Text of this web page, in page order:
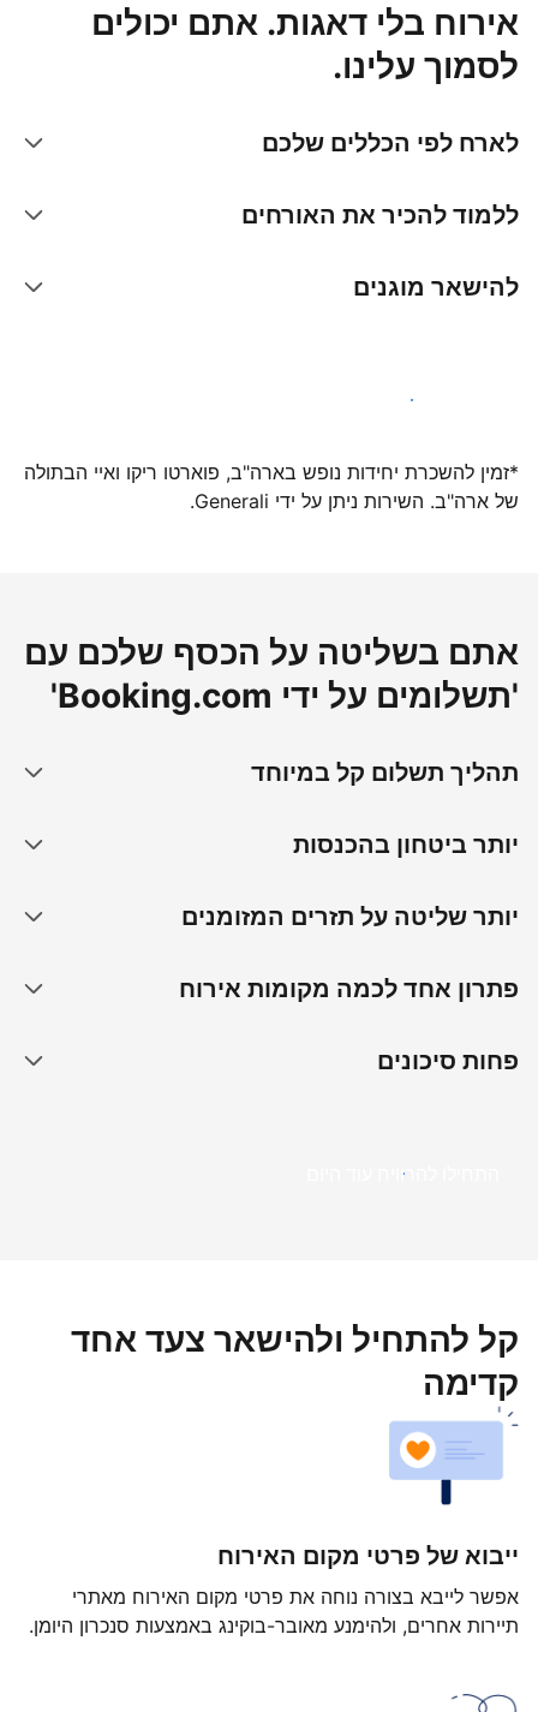
אירוח בלי דאגות. אתם יכולים
לסמוך עלינו.
לארח לפי הכללים שלכם
ללמוד להכיר את האורחים
להישאר מוגנים
הצטרפו אלינו עוד היום
*זמין להשכרת יחידות נופש בארה"ב, פוארטו ריקו ואיי הבתולה
של ארה"ב. השירות ניתן על ידי Generali.
אתם בשליטה על הכסף שלכם עם
'תשלומים על ידי Booking.com'
תהליך תשלום קל במיוחד
יותר ביטחון בהכנסות
יותר שליטה על תזרים המזומנים
פתרון אחד לכמה מקומות אירוח
פחות סיכונים
התחילו להרוויח עוד היום
קל להתחיל ולהישאר צעד אחד
קדימה
ייבוא של פרטי מקום האירוח
אפשר לייבא בצורה נוחה את פרטי מקום האירוח מאתרי
תיירות אחרים, ולהימנע מאובר-בוקינג באמצעות סנכרון היומן.